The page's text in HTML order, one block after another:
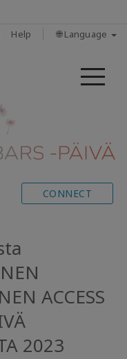
Help 🌐 Language
CONNECT
ACCESS
2023